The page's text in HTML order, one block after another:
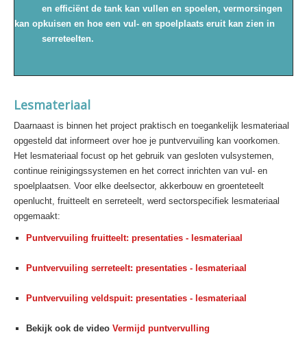
en efficiënt de tank kan vullen en spoelen, vermorsingen
kan opkuisen en hoe een vul- en spoelplaats eruit kan zien in
serreteelten.
Lesmateriaal
Daarnaast is binnen het project praktisch en toegankelijk lesmateriaal
opgesteld dat informeert over hoe je puntvervuiling kan voorkomen.
Het lesmateriaal focust op het gebruik van gesloten vulsystemen,
continue reinigingssystemen en het correct inrichten van vul- en
spoelplaatsen. Voor elke deelsector, akkerbouw en groenteteelt
openlucht, fruitteelt en serreteelt, werd sectorspecifiek lesmateriaal
opgemaakt:
Puntvervuiling fruitteelt: presentaties - lesmateriaal
Puntvervuiling serreteelt: presentaties - lesmateriaal
Puntvervuiling veldspuit: presentaties - lesmateriaal
Bekijk ook de video Vermijd puntvervulling